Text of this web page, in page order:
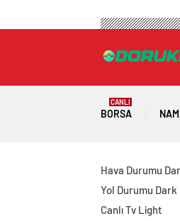
BORSA
CANLI
Hava Durumu
Yol Durumu Dark
Canlı Tv Light